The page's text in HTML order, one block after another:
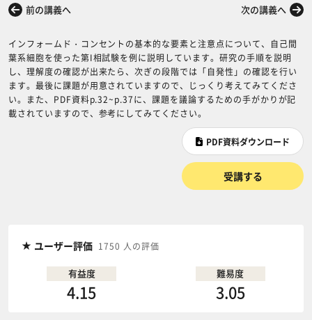
前の講義へ 次の講義へ
インフォームド・コンセントの基本的な要素と注意点について、自己間
葉系細胞を使った第I相試験を例に説明しています。研究の手順を説明
し、理解度の確認が出来たら、次ぎの段階では「自発性」の確認を行い
ます。最後に課題が用意されていますので、じっくり考えてみてくださ
い。また、PDF資料p.32~p.37に、課題を議論するための手がかりが記
載されていますので、参考にしてみてください。
PDF資料ダウンロード
受講する
ユーザー評価 1750 人の評価
有益度
4.15
難易度
3.05